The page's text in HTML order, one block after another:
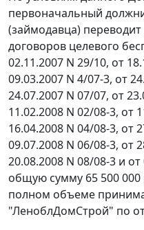
первоначальный
(займодавца)
договоров целевого
02.11.2007 N 29/10, от
09.03.2007 N 4/07-3, от
24.07.2007 N 07/07, от
11.02.2008 N 02/08-3, от
16.04.2008 N 04/08-3, от
09.07.2008 N 06/08-3, от
20.08.2008 N 08/08-3 и
общую сумму 65 500
полном объеме
"ЛеноблДомСтрой" по